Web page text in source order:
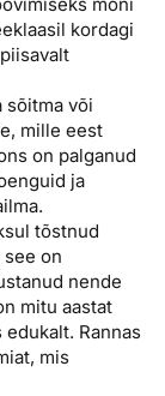
kordagi
sõitma või
mille eest
on palganud
ja
tõstnud
on
nende
mitu aastat
Rannas
mis